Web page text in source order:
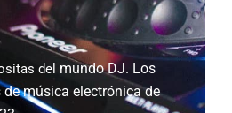
del mundo DJ. Los
música electrónica de